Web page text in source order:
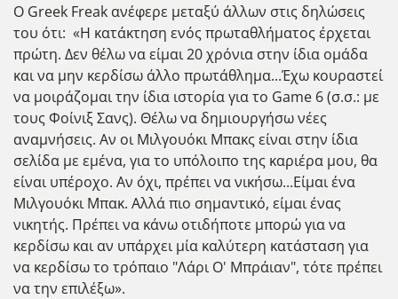
O Greek Freak ανέφερε μεταξύ άλλων στις δηλώσεις
του ότι: «Η κατάκτηση ενός πρωταθλήματος έρχεται
πρώτη. Δεν θέλω να είμαι 20 χρόνια στην ίδια ομάδα
και να μην κερδίσω άλλο πρωτάθλημα...Έχω κουραστεί
να μοιράζομαι την ίδια ιστορία για το Game 6 (σ.σ.: με
τους Φοίνιξ Σανς). Θέλω να δημιουργήσω νέες
αναμνήσεις. Αν οι Μιλγουόκι Μπακς είναι στην ίδια
σελίδα με εμένα, για το υπόλοιπο της καριέρα μου, θα
είναι υπέροχο. Αν όχι, πρέπει να νικήσω...Είμαι ένα
Μιλγουόκι Μπακ. Αλλά πιο σημαντικό, είμαι ένας
νικητής. Πρέπει να κάνω οτιδήποτε μπορώ για να
κερδίσω και αν υπάρχει μία καλύτερη κατάσταση για
να κερδίσω το τρόπαιο "Λάρι Ο' Μπράιαν", τότε πρέπει
να την επιλέξω».